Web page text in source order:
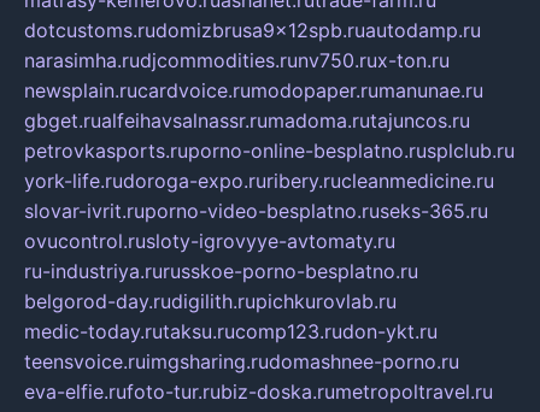
dotcustoms.rudomizbrusa9x12spb.ruautodamp.ru
narasimha.rudjcommodities.runv750.rux-ton.ru
newsplain.rucardvoice.rumodopaper.rumanunae.ru
gbget.rualfeihavsalnassr.rumadoma.rutajuncos.ru
petrovkasports.ruporno-online-besplatno.rusplclub.ru
york-life.rudoroga-expo.ruribery.rucleanmedicine.ru
slovar-ivrit.ruporno-video-besplatno.ruseks-365.ru
ovucontrol.rusloty-igrovyye-avtomaty.ru
ru-industriya.rurusskoe-porno-besplatno.ru
belgorod-day.rudigilith.rupichkurovlab.ru
medic-today.rutaksu.rucomp123.rudon-ykt.ru
teensvoice.ruimgsharing.rudomashnee-porno.ru
eva-elfie.rufoto-tur.rubiz-doska.rumetropoltravel.ru